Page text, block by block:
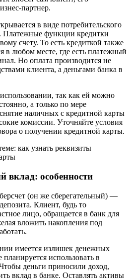
партнер.
в виде потребительского
Платежные функции кредитки
счету. То есть кредиткой также
в любом месте, где есть платежный
Но оплата производится не
клиента, а деньгами банка в
так как ей можно
а только по мере
наличных с кредитной карты
комиссии. Уточняйте условия
о получении кредитной карты.
как узнать реквизиты
вклад: особенности
(он же сберегательный) —
Клиент, будь то
лицо, обращается в банк для
вложить накопления под
имеется излишек денежных
планируется использовать в
деньги приносили доход,
вклад в банке. Оставлять активы